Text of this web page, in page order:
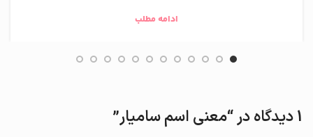
ادامه مطلب
1 دیدگاه در “ معنی اسم سامیار”